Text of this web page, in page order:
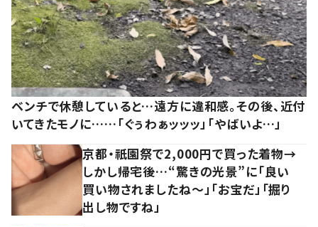
ベンチで休憩していると…遠方に違和感。その後、近付
いてきたモノに……「ぐぅわぁッッッ」「やばいよ…」
京都・祇園祭で2,000円で買った着物→
しかし帰宅後…“驚きの光景”に「良い
買い物されましたね～」「お宝だ」「掘り
出し物ですね」